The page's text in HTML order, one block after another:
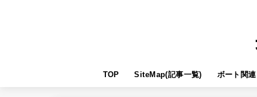
TOP SiteMap(記事一覧) ボート関連